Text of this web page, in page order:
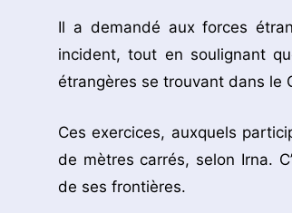
Il a demandé aux forces
incident, tout en soulignant
étrangères se trouvant dans le
Ces exercices, auxquels
de mètres carrés, selon Irna.
de ses frontières.